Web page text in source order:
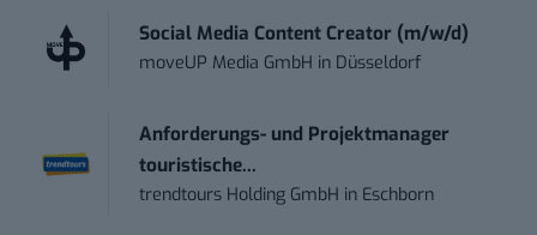
Social Media Content Creator (m/w/d)
moveUP Media GmbH in Düsseldorf
Anforderungs- und Projektmanager
touristische...
trendtours Holding GmbH in Eschborn